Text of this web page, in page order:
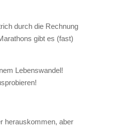
durch die Rechnung
gibt es (fast)
Lebenswandel!
herauskommen, aber